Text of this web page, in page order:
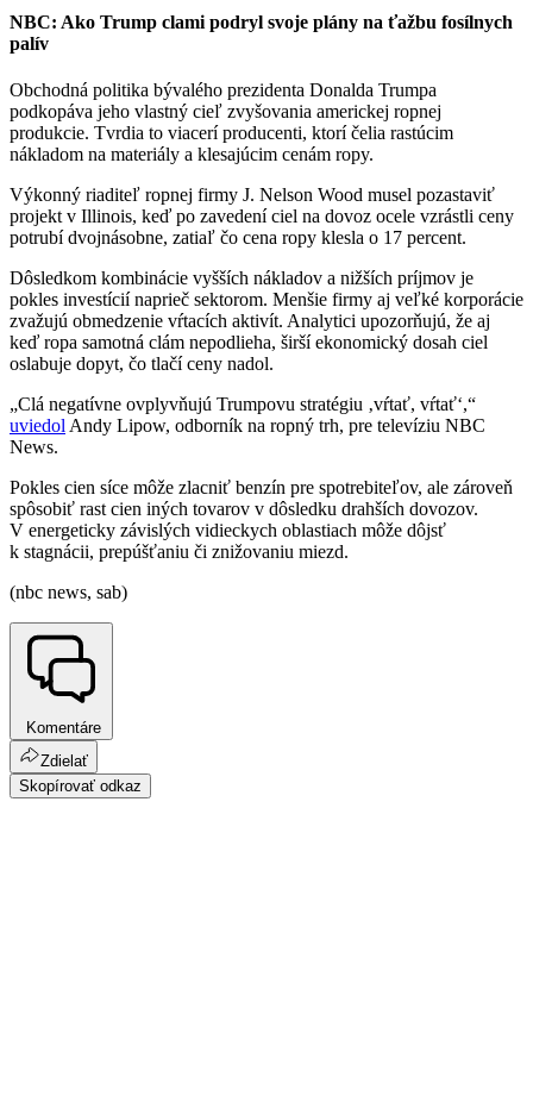
NBC: Ako Trump clami podryl svoje plány na ťažbu fosílnych
palív
Obchodná politika bývalého prezidenta Donalda Trumpa
podkopáva jeho vlastný cieľ zvyšovania americkej ropnej
produkcie. Tvrdia to viacerí producenti, ktorí čelia rastúcim
nákladom na materiály a klesajúcim cenám ropy.
Výkonný riaditeľ ropnej firmy J. Nelson Wood musel pozastaviť
projekt v Illinois, keď po zavedení ciel na dovoz ocele vzrástli ceny
potrubí dvojnásobne, zatiaľ čo cena ropy klesla o 17 percent.
Dôsledkom kombinácie vyšších nákladov a nižších príjmov je
pokles investícií naprieč sektorom. Menšie firmy aj veľké korporácie
zvažujú obmedzenie vŕtacích aktivít. Analytici upozorňujú, že aj
keď ropa samotná clám nepodlieha, širší ekonomický dosah ciel
oslabuje dopyt, čo tlačí ceny nadol.
„Clá negatívne ovplyvňujú Trumpovu stratégiu ‚vŕtať, vŕtať‘,“
uviedolAndy Lipow, odborník na ropný trh, pre televíziu NBC
News.
Pokles cien síce môže zlacniť benzín pre spotrebiteľov, ale zároveň
spôsobiť rast cien iných tovarov v dôsledku drahších dovozov.
V energeticky závislých vidieckych oblastiach môže dôjsť
k stagnácii, prepúšťaniu či znižovaniu miezd.
(nbc news, sab)
Komentáre
Zdielať
Skopírovať odkaz